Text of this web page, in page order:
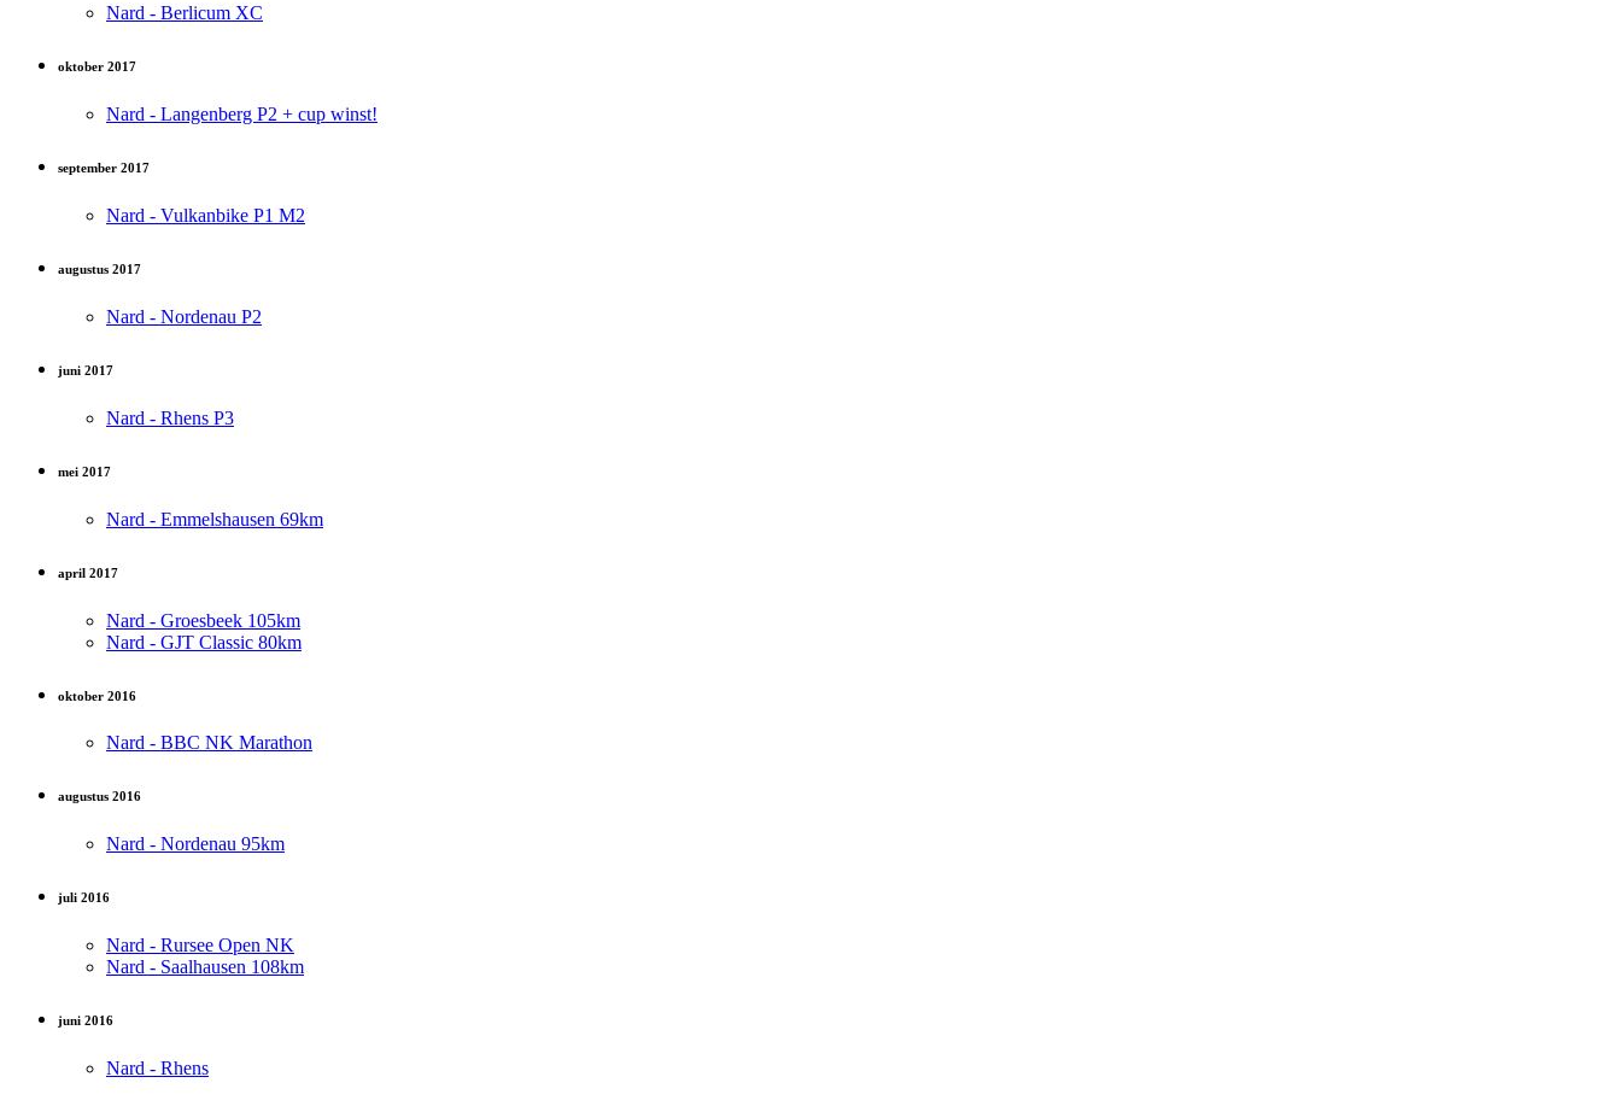
Nard - Berlicum XC
oktober 2017
Nard - Langenberg P2 + cup winst!
september 2017
Nard - Vulkanbike P1 M2
augustus 2017
Nard - Nordenau P2
juni 2017
Nard - Rhens P3
mei 2017
Nard - Emmelshausen 69km
april 2017
Nard - Groesbeek 105km
Nard - GJT Classic 80km
oktober 2016
Nard - BBC NK Marathon
augustus 2016
Nard - Nordenau 95km
juli 2016
Nard - Rursee Open NK
Nard - Saalhausen 108km
juni 2016
Nard - Rhens